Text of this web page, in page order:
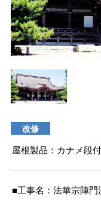
エコウェーブ
カナメ一文字
Vi65 PLUS
Vi75・Vi125
Viカバー50
換気棟システム
デザイン軒樋
カナメシャー
ダウンロード
改修
屋根製品：カナメ段
■工事名：法華宗陣